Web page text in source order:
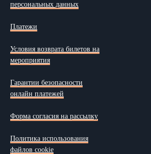
персональных данных
Платежи
Условия возврата билетов на
мероприятия
Гарантии безопасности
онлайн платежей
Форма согласия на рассылку
Политика использования
файлов cookie